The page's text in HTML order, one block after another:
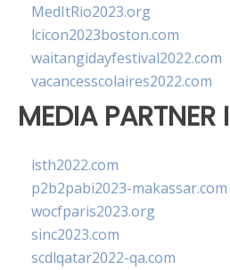
MedItRio2023.org
lcicon2023boston.com
waitangidayfestival2022.com
vacancesscolaires2022.com
MEDIA PARTNER
isth2022.com
p2b2pabi2023-makassar.com
wocfparis2023.org
sinc2023.com
scdlqatar2022-qa.com